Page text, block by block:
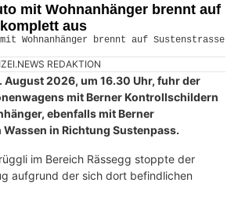
mit Wohnanhänger brennt auf
aus
REDAKTION
August 2026, um 16.30 Uhr, fuhr der
mit Berner Kontrollschildern
ebenfalls mit Berner
in Richtung Sustenpass.
im Bereich Rässegg stoppte der
aufgrund der sich dort befindlichen